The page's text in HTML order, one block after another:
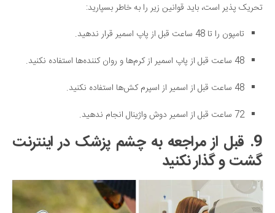
تحریک پذیر است، باید قوانین زیر را به خاطر بسپارید:
تامپون را تا 48 ساعت قبل از پاپ اسمیر قرار ندهید.
48 ساعت قبل از پاپ اسمیر از کرم‌ها و روان کننده‌ها استفاده نکنید.
48 ساعت قبل از اسمیر از اسپرم کش‌ها استفاده نکنید.
72 ساعت قبل از اسمیر دوش واژینال انجام ندهید.
9. قبل از مراجعه به چشم پزشک در اینترنت
گشت و گذار نکنید